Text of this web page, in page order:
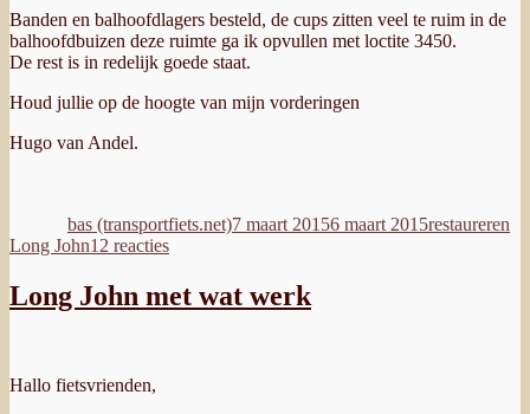
Banden en balhoofdlagers besteld, de cups zitten veel te ruim in de
balhoofdbuizen deze ruimte ga ik opvullen met loctite 3450.
De rest is in redelijk goede staat.
Houd jullie op de hoogte van mijn vorderingen
Hugo van Andel.
bas (transportfiets.net)7 maart 20156 maart 2015restaureren
Long John12 reactiesop
John
SCO
Long John met wat werk
Hallo fietsvrienden,